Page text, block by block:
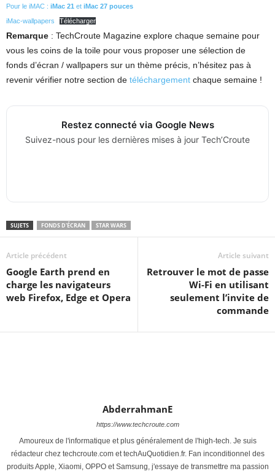
Pour le iMAC : iMac 21 et iMac 27 pouces
iMac-wallpapers
Télécharger
Remarque : TechCroute Magazine explore chaque semaine pour
vous les coins de la toile pour vous proposer une sélection de
fonds d’écran / wallpapers sur un thème précis, n’hésitez pas à
revenir vérifier notre section de téléchargement chaque semaine !
Restez connecté via Google News
Suivez-nous pour les dernières mises à jour Tech’Croute
SUJETS FONDS D'ÉCRAN STAR WARS
Article précédent
Google Earth prend en
charge les navigateurs
web Firefox, Edge et Opera
Article suivant
Retrouver le mot de passe
Wi-Fi en utilisant
seulement l’invite de
commande
AbderrahmanE
https://www.techcroute.com
Amoureux de l'informatique et plus généralement de l'high-tech. Je suis
rédacteur chez techcroute.com et techAuQuotidien.fr. Fan inconditionnel des
produits Apple, Xiaomi, OPPO et Samsung, j'essaye de transmettre ma passion